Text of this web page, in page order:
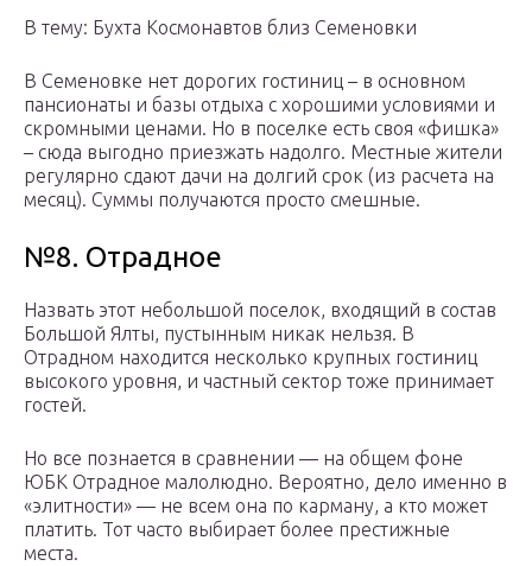
В тему: Бухта Космонавтов близ Семеновки
В Семеновке нет дорогих гостиниц – в основном
пансионаты и базы отдыха с хорошими условиями и
скромными ценами. Но в поселке есть своя «фишка»
– сюда выгодно приезжать надолго. Местные жители
регулярно сдают дачи на долгий срок (из расчета на
месяц). Суммы получаются просто смешные.
№8. Отрадное
Назвать этот небольшой поселок, входящий в состав
Большой Ялты, пустынным никак нельзя. В
Отрадном находится несколько крупных гостиниц
высокого уровня, и частный сектор тоже принимает
гостей.
Но все познается в сравнении — на общем фоне
ЮБК Отрадное малолюдно. Вероятно, дело именно в
«элитности» — не всем она по карману, а кто может
платить. Тот часто выбирает более престижные
места.